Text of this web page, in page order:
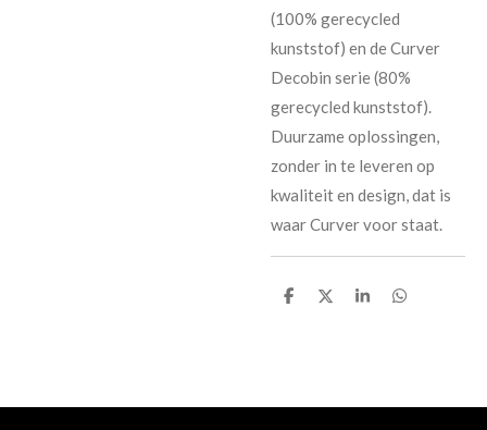
(100% gerecycled
kunststof) en de Curver
Decobin serie (80%
gerecycled kunststof).
Duurzame oplossingen,
zonder in te leveren op
kwaliteit en design, dat is
waar Curver voor staat.
D
D
S
D